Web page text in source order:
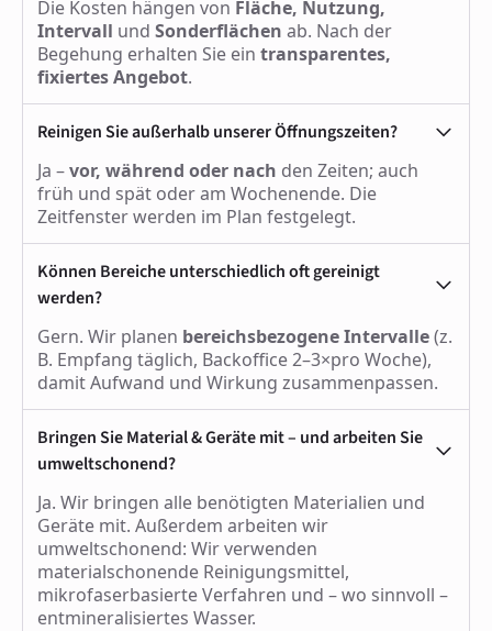
Die Kosten hängen von Fläche, Nutzung,
Intervall und Sonderflächen ab. Nach der
Begehung erhalten Sie ein transparentes,
fixiertes Angebot.
Reinigen Sie außerhalb unserer Öffnungszeiten?
Ja –vor, während oder nach den Zeiten; auch
früh und spät oder am Wochenende. Die
Zeitfenster werden im Plan festgelegt.
Können Bereiche unterschiedlich oft gereinigt
werden?
Gern. Wir planen bereichsbezogene Intervalle(z.
B. Empfang täglich, Backoffice 2–3×pro Woche),
damit Aufwand und Wirkung zusammenpassen.
Bringen Sie Material & Geräte mit – und arbeiten Sie
umweltschonend?
Ja. Wir bringen alle benötigten Materialien und
Geräte mit. Außerdem arbeiten wir
umweltschonend: Wir verwenden
materialschonende Reinigungsmittel,
mikrofaserbasierte Verfahren und – wo sinnvoll –
entmineralisiertes Wasser.